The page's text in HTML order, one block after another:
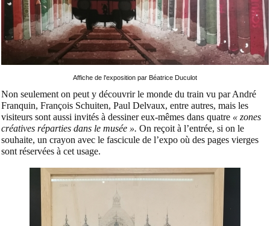
Affiche de l'exposition par Béatrice Duculot
Non seulement on peut y découvrir le monde du train vu par André
Franquin, François Schuiten, Paul Delvaux, entre autres, mais les
visiteurs sont aussi invités à dessiner eux-mêmes dans quatre « zones
créatives réparties dans le musée ». On reçoit à l’entrée, si on le
souhaite, un crayon avec le fascicule de l’expo où des pages vierges
sont réservées à cet usage.